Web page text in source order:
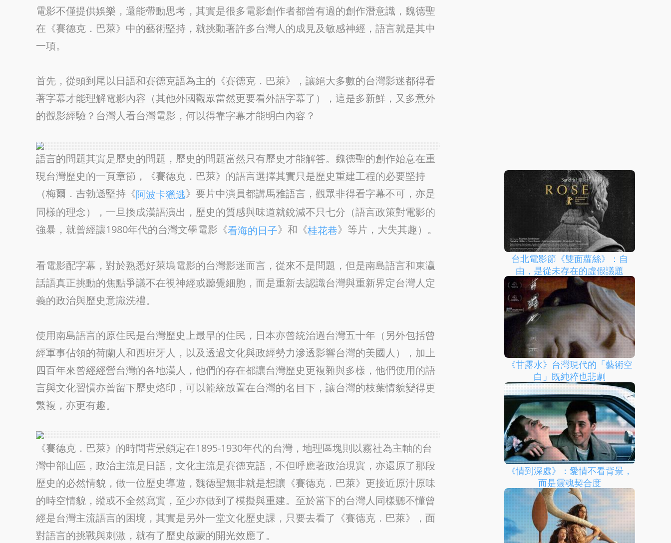
電影不僅提供娛樂，還能帶動思考，其實是很多電影創作者都曾有過的創作潛意識，魏德聖
在《賽德克．巴萊》中的藝術堅持，就挑動著許多台灣人的成見及敏感神經，語言就是其中
一項。
首先，從頭到尾以日語和賽德克語為主的《賽德克．巴萊》，讓絕大多數的台灣影迷都得看
著字幕才能理解電影內容（其他外國觀眾當然更要看外語字幕了），這是多新鮮，又多意外
的觀影經驗？台灣人看台灣電影，何以得靠字幕才能明白內容？
語言的問題其實是歷史的問題，歷史的問題當然只有歷史才能解答。魏德聖的創作始意在重
現台灣歷史的一頁章節，《賽德克．巴萊》的語言選擇其實只是歷史重建工程的必要堅持
（梅爾．吉勃遜堅持《阿波卡獵逃》要片中演員都講馬雅語言，觀眾非得看字幕不可，亦是
同樣的理念），一旦換成漢語演出，歷史的質感與味道就銳減不只七分（語言政策對電影的
強暴，就曾經讓1980年代的台灣文學電影《看海的日子》和《桂花巷》等片，大失其趣）。
看電影配字幕，對於熟悉好萊塢電影的台灣影迷而言，從來不是問題，但是南島語言和東瀛
話語真正挑動的焦點爭議不在視神經或聽覺細胞，而是重新去認識台灣與重新界定台灣人定
義的政治與歷史意識洗禮。
使用南島語言的原住民是台灣歷史上最早的住民，日本亦曾統治過台灣五十年（另外包括曾
經軍事佔領的荷蘭人和西班牙人，以及透過文化與政經勢力滲透影響台灣的美國人），加上
四百年來曾經經營台灣的各地漢人，他們的存在都讓台灣歷史更複雜與多樣，他們使用的語
言與文化習慣亦曾留下歷史烙印，可以籠統放置在台灣的名目下，讓台灣的枝葉情貌變得更
繁複，亦更有趣。
《賽德克．巴萊》的時間背景鎖定在1895-1930年代的台灣，地理區塊則以霧社為主軸的台
灣中部山區，政治主流是日語，文化主流是賽德克語，不但呼應著政治現實，亦還原了那段
歷史的必然情貌，做一位歷史導遊，魏德聖無非就是想讓《賽德克．巴萊》更接近原汁原味
的時空情貌，縱或不全然寫實，至少亦做到了模擬與重建。至於當下的台灣人同樣聽不懂曾
經是台灣主流語言的困境，其實是另外一堂文化歷史課，只要去看了《賽德克．巴萊》，面
對語言的挑戰與刺激，就有了歷史啟蒙的開光效應了。
台北電影節《雙面蘿絲》：自
由，是從未存在的虛假議題
《甘露水》台灣現代的「藝術空
白」既純粹也悲劇
《情到深處》：愛情不看背景，
而是靈魂契合度